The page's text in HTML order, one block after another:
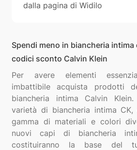
dalla pagina di Widilo
Spendi meno in biancheria
codici sconto Calvin Klein
Per avere elementi
imbattibile acquista prodotti
biancheria intima Calvin
varietà di biancheria intima
gamma di materiali e colori
nuovi capi di biancheria
costituiranno la base del